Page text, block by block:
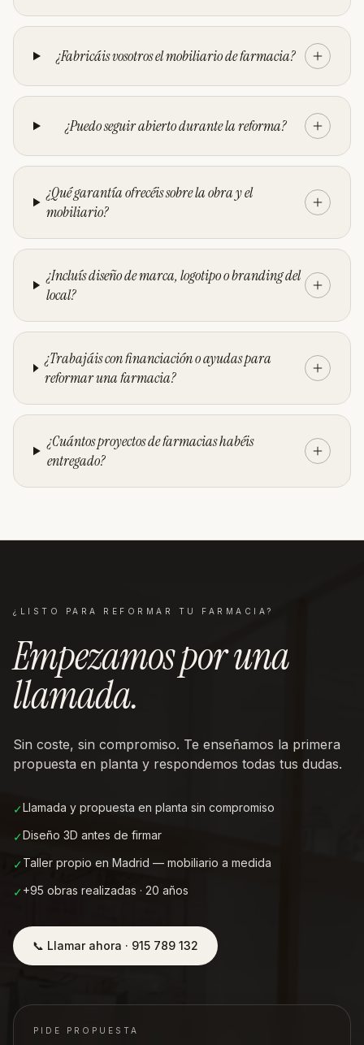
¿Fabricáis vosotros el mobiliario de farmacia?
¿Puedo seguir abierto durante la reforma?
¿Qué garantía ofrecéis sobre la obra y el
mobiliario?
¿Incluís diseño de marca, logotipo o branding del
local?
¿Trabajáis con financiación o ayudas para
reformar una farmacia?
¿Cuántos proyectos de farmacias habéis
entregado?
¿LISTO PARA REFORMAR TU FARMACIA ?
Empezamos por una
llamada.
Sin coste, sin compromiso. Te enseñamos la primera
propuesta en planta y respondemos todas tus dudas.
✓Llamada y propuesta en planta sin compromiso
✓Diseño 3D antes de firmar
✓Taller propio en Madrid — mobiliario a medida
✓+95 obras realizadas · 20 años
📞 Llamar ahora · 915 789 132
PIDE PROPUESTA